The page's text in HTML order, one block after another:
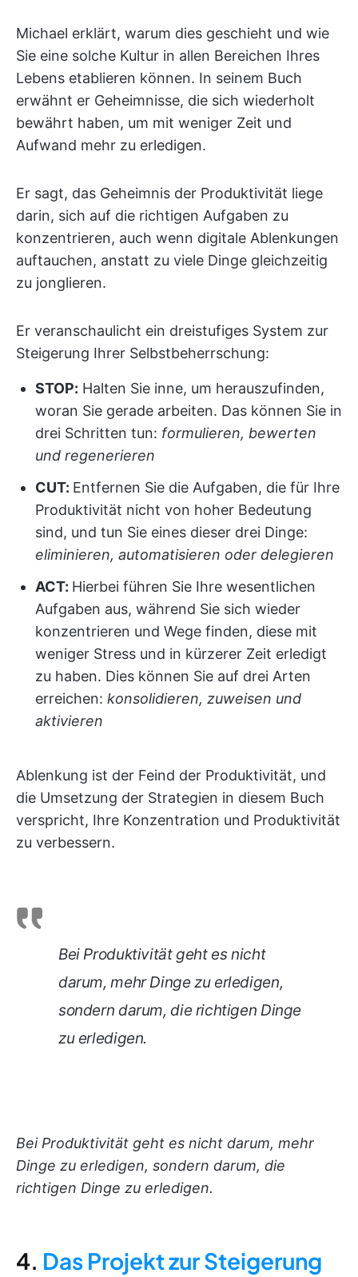
Michael erklärt, warum dies geschieht und wie
Sie eine solche Kultur in allen Bereichen Ihres
Lebens etablieren können. In seinem Buch
erwähnt er Geheimnisse, die sich wiederholt
bewährt haben, um mit weniger Zeit und
Aufwand mehr zu erledigen.
Er sagt, das Geheimnis der Produktivität liege
darin, sich auf die richtigen Aufgaben zu
konzentrieren, auch wenn digitale Ablenkungen
auftauchen, anstatt zu viele Dinge gleichzeitig
zu jonglieren.
Er veranschaulicht ein dreistufiges System zur
Steigerung Ihrer Selbstbeherrschung:
STOP: Halten Sie inne, um herauszufinden,
woran Sie gerade arbeiten. Das können Sie in
drei Schritten tun: formulieren, bewerten
und regenerieren
CUT: Entfernen Sie die Aufgaben, die für Ihre
Produktivität nicht von hoher Bedeutung
sind, und tun Sie eines dieser drei Dinge:
eliminieren, automatisieren oder delegieren
ACT: Hierbei führen Sie Ihre wesentlichen
Aufgaben aus, während Sie sich wieder
konzentrieren und Wege finden, diese mit
weniger Stress und in kürzerer Zeit erledigt
zu haben. Dies können Sie auf drei Arten
erreichen: konsolidieren, zuweisen und
aktivieren
Ablenkung ist der Feind der Produktivität, und
die Umsetzung der Strategien in diesem Buch
verspricht, Ihre Konzentration und Produktivität
zu verbessern.
Bei Produktivität geht es nicht
darum, mehr Dinge zu erledigen,
sondern darum, die richtigen Dinge
zu erledigen.
Bei Produktivität geht es nicht darum, mehr
Dinge zu erledigen, sondern darum, die
richtigen Dinge zu erledigen.
4. Das Projekt zur Steigerung